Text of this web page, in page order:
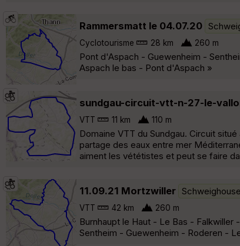
Rammersmatt le 04.07.20
Cyclotourisme 28 km 260 m
Pont d'Aspach - Guewenheim -
Aspach le bas - Pont d'Aspach »
sundgau-circuit-vtt-n-27-le-
VTT 11 km 110 m
Domaine VTT du Sundgau. Circuit
partage des eaux entre mer
aiment les vététistes et peut se faire
11.09.21 Mortzwiller
VTT 42 km 260 m
Burnhaupt le Haut - Le Bas -
Sentheim - Guewenheim - Roderen -